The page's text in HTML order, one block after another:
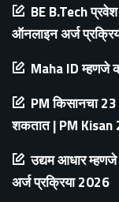
BE B.Tech प्रवेश
ऑनलाइन अर्ज
Maha ID म्हणजे
PM किसानचा 23
शकतात | PM
उद्यम आधार म्हणजे
अर्ज प्रक्रिया 2026